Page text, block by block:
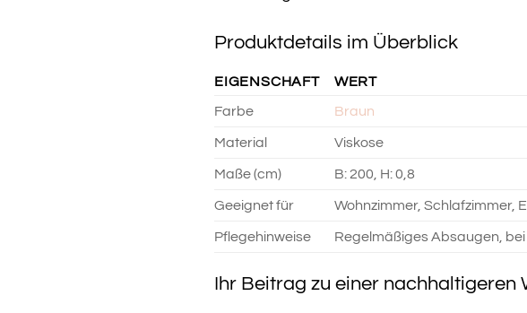
Produktdetails im Überblick
EIGENSCHAFT WERT
Farbe Braun
Material Viskose
Maße (cm) B: 200, H: 0,8
Geeignet für Wohnzimmer, Schlafzimmer,
Pflegehinweise Regelmäßiges Absaugen,
Ihr Beitrag zu einer nachhaltigeren